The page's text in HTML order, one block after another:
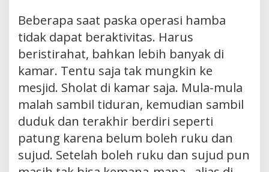
Beberapa saat paska operasi hamba
tidak dapat beraktivitas. Harus
beristirahat, bahkan lebih banyak di
kamar. Tentu saja tak mungkin ke
mesjid. Sholat di kamar saja. Mula-mula
malah sambil tiduran, kemudian sambil
duduk dan terakhir berdiri seperti
patung karena belum boleh ruku dan
sujud. Setelah boleh ruku dan sujud pun